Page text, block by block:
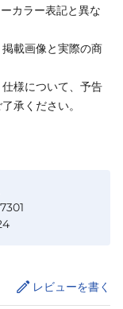
カラー表記と異な
載画像と実際の商
様について、予告
承ください。
レビューを書く